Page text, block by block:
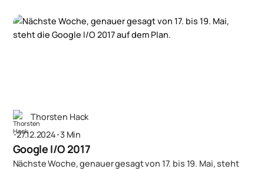
Thorsten Hack
･27.12.2024･3 Min
Google I/O 2017
Nächste Woche, genauer gesagt von 17. bis 19. Mai, steht